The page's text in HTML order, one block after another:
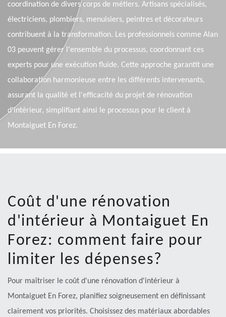
coordination de divers corps de métiers. Artisans spécialisés,
électriciens, plombiers, menuisiers, peintres et décorateurs
contribuent à la transformation. Les professionnels comme Alan
03 peuvent gérer l'ensemble du processus, coordonnant ces
experts pour une exécution fluide. Cette approche garantit une
collaboration harmonieuse entre les différents intervenants,
assurant la qualité et l'efficacité du projet de rénovation
d'intérieur, simplifiant ainsi le processus pour le client à
Montaiguet En Forez.
Coût d'une rénovation
d'intérieur à Montaiguet En
Forez: comment faire pour
limiter les dépenses?
Pour maîtriser le coût d'une rénovation d'intérieur à
Montaiguet En Forez, planifiez soigneusement en définissant
clairement vos priorités. Choisissez des matériaux abordables